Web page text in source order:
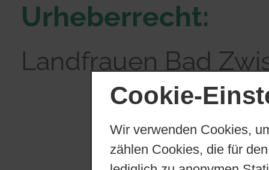
Cookie-
Wir verwenden Cookies,
zählen Cookies, die für
Urheberrecht:
Landfrauen Bad